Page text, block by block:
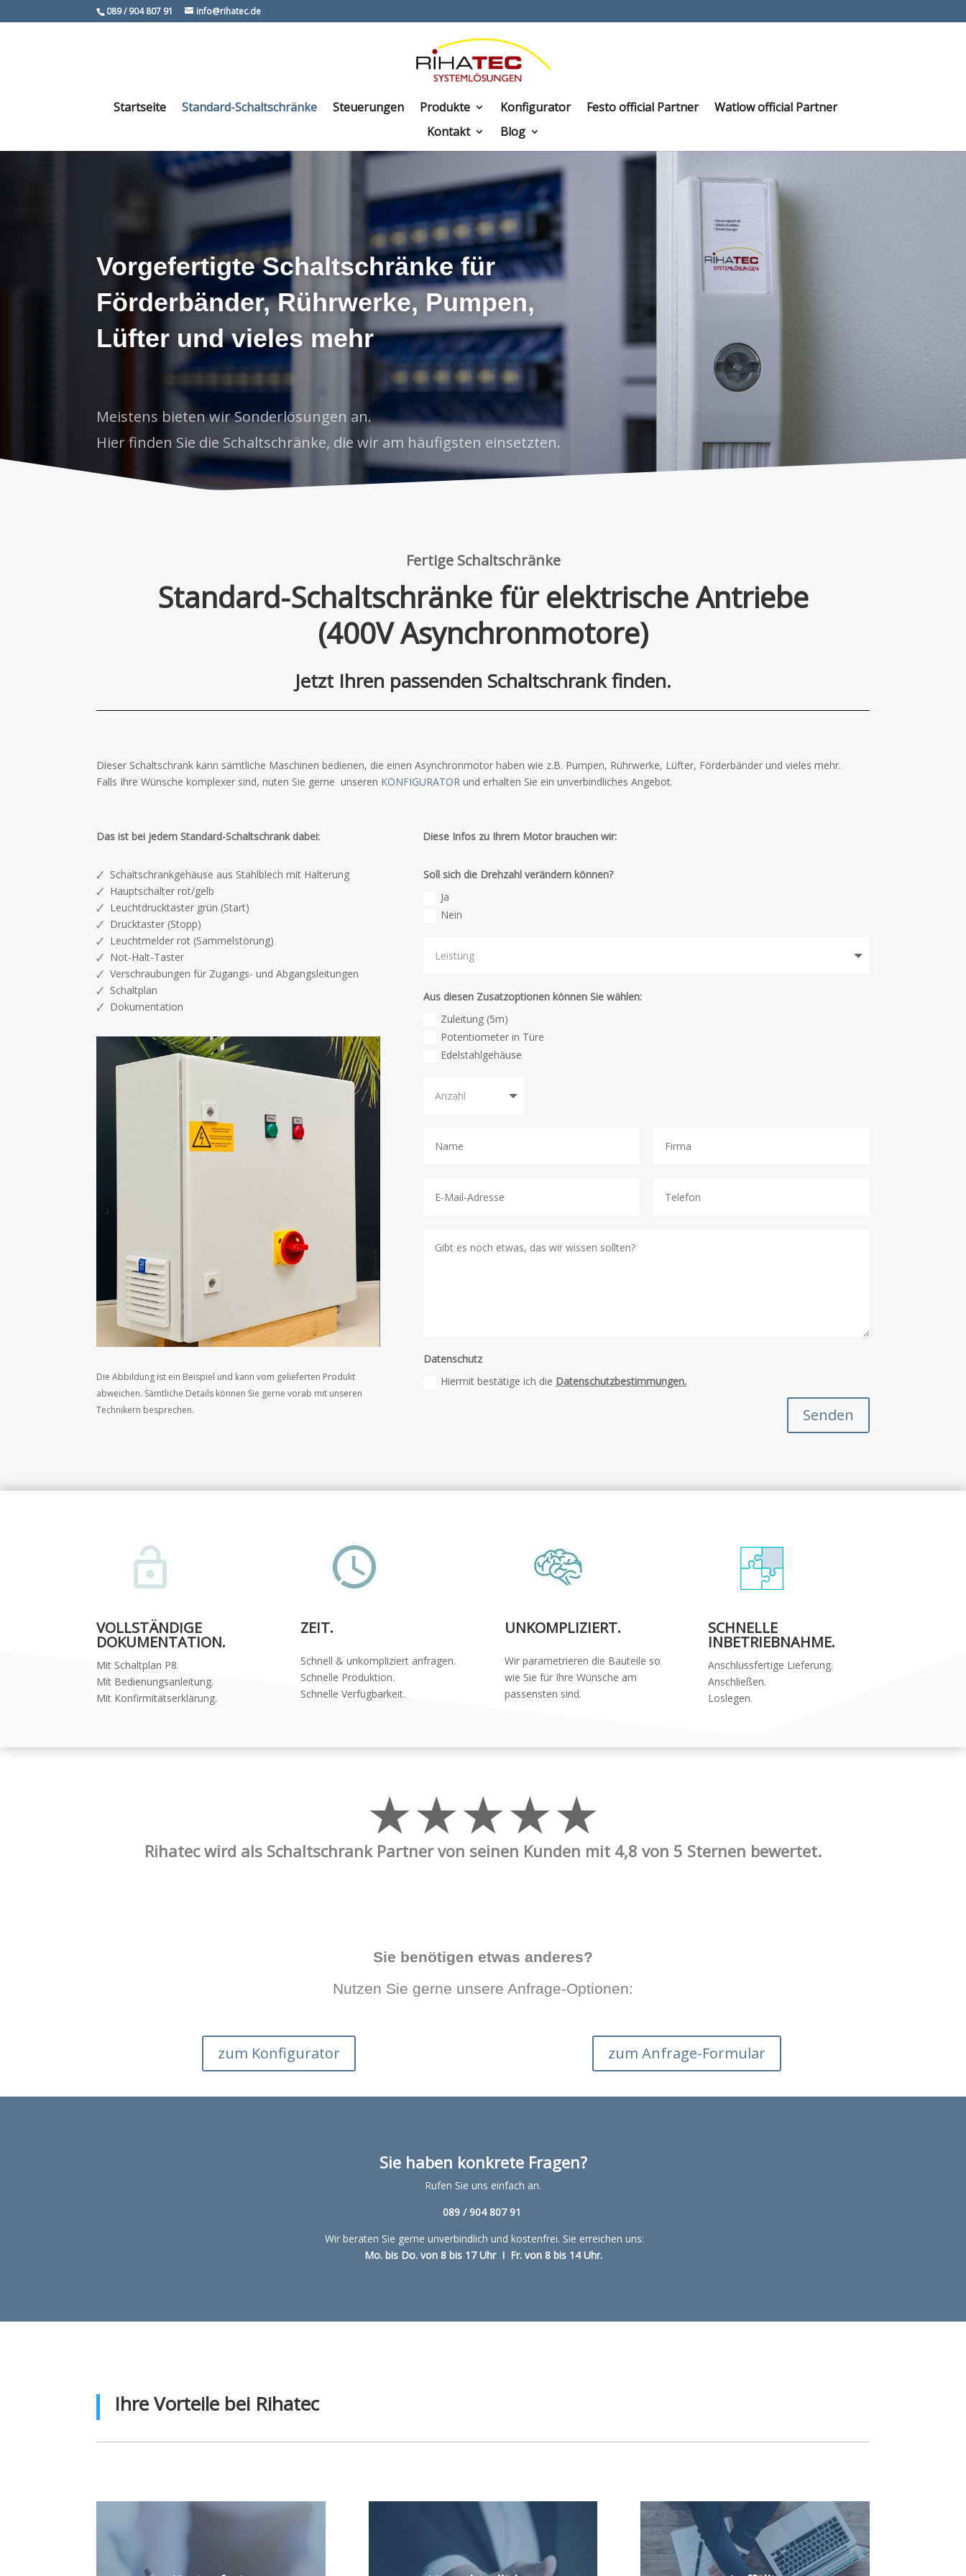
089 / 904 807 91 info@rihatec.de
Startseite Standard-Schaltschränke Steuerungen Produkte Konfigurator Festo official Partner
Watlow official Partner
Kontakt
Blog
Vorgefertigte Schaltschränke für
Förderbänder, Rührwerke, Pumpen,
Lüfter und vieles mehr
Meistens bieten wir Sonderlösungen an.
Hier finden Sie die Schaltschränke, die wir am häufigsten einsetzten.
Fertige Schaltschränke
Standard-Schaltschränke für elektrische Antriebe
(400V Asynchronmotore)
Jetzt Ihren passenden Schaltschrank finden.
Dieser Schaltschrank kann sämtliche Maschinen bedienen, die einen Asynchronmotor haben wie z.B. Pumpen, Rührwerke, Lüfter, Förderbänder und vieles mehr.
Falls Ihre Wünsche komplexer sind, nuten Sie gerne unseren KONFIGURATORund erhalten Sie ein unverbindliches Angebot.
Das ist bei jedem Standard-Schaltschrank dabei:
🗸 Schaltschrankgehäuse aus Stahlblech mit Halterung
🗸 Hauptschalter rot/gelb
🗸 Leuchtdrucktaster grün (Start)
🗸 Drucktaster (Stopp)
🗸 Leuchtmelder rot (Sammelstörung)
🗸 Not-Halt-Taster
🗸 Verschraubungen für Zugangs- und Abgangsleitungen
🗸 Schaltplan
🗸 Dokumentation
Die Abbildung ist ein Beispiel und kann vom gelieferten Produkt
abweichen. Sämtliche Details können Sie gerne vorab mit unseren
Technikern besprechen.
Diese Infos zu Ihrem Motor brauchen wir:
Soll sich die Drehzahl verändern können?
Ja
Nein
Aus diesen Zusatzoptionen können Sie wählen:
Zuleitung (5m)
Potentiometer in Türe
Edelstahlgehäuse
Datenschutz
Hiermit bestätige ich die Datenschutzbestimmungen.
Senden
VOLLSTÄNDIGE
DOKUMENTATION.
Mit Schaltplan P8.
Mit Bedienungsanleitung.
Mit Konfirmitätserklärung.
ZEIT.
Schnell & unkompliziert anfragen.
Schnelle Produktion.
Schnelle Verfügbarkeit.
UNKOMPLIZIERT.
Wir parametrieren die Bauteile so
wie Sie für Ihre Wünsche am
passensten sind.
SCHNELLE
INBETRIEBNAHME.
Anschlussfertige Lieferung.
Anschließen.
Loslegen.
★★★★★
Rihatec wird als Schaltschrank Partner von seinen Kunden mit 4,8 von 5 Sternen bewertet.
Sie benötigen etwas anderes?
Nutzen Sie gerne unsere Anfrage-Optionen:
zum Konfigurator zum Anfrage-Formular
Sie haben konkrete Fragen?
Rufen Sie uns einfach an.
089 / 904 807 91
Wir beraten Sie gerne unverbindlich und kostenfrei. Sie erreichen uns:
Mo. bis Do. von 8 bis 17 Uhr I Fr. von 8 bis 14 Uhr.
Ihre Vorteile bei Rihatec